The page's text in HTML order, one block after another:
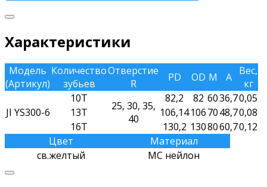
Характеристики
Модель
(Артикул)
Количество
зубьев
Отверстие
R
PD OD M A
Вес,
кг
JI YS300-6
10T
25, 30, 35,
40
82,2 82 6036,70,05
13T
106,141067048,70,08
16T
130,2 1308060,70,12
Цвет
Материал
св.желтый
МС нейлон